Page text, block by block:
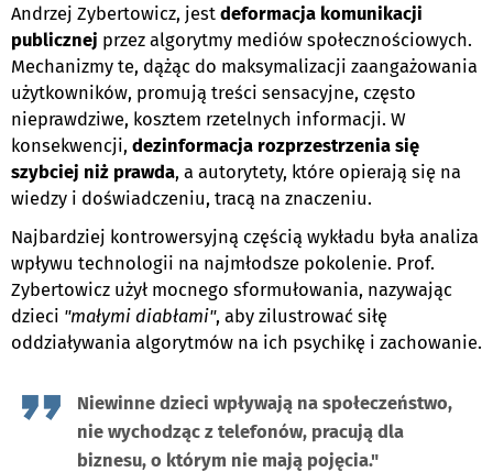
Andrzej Zybertowicz, jest deformacja komunikacji
publicznej przez algorytmy mediów społecznościowych.
Mechanizmy te, dążąc do maksymalizacji zaangażowania
użytkowników, promują treści sensacyjne, często
nieprawdziwe, kosztem rzetelnych informacji. W
konsekwencji, dezinformacja rozprzestrzenia się
szybciej niż prawda, a autorytety, które opierają się na
wiedzy i doświadczeniu, tracą na znaczeniu.
Najbardziej kontrowersyjną częścią wykładu była analiza
wpływu technologii na najmłodsze pokolenie. Prof.
Zybertowicz użył mocnego sformułowania, nazywając
dzieci "małymi diabłami", aby zilustrować siłę
oddziaływania algorytmów na ich psychikę i zachowanie.
Niewinne dzieci wpływają na społeczeństwo,
nie wychodząc z telefonów, pracują dla
biznesu, o którym nie mają pojęcia."